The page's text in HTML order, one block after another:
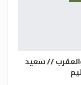
// سعيد